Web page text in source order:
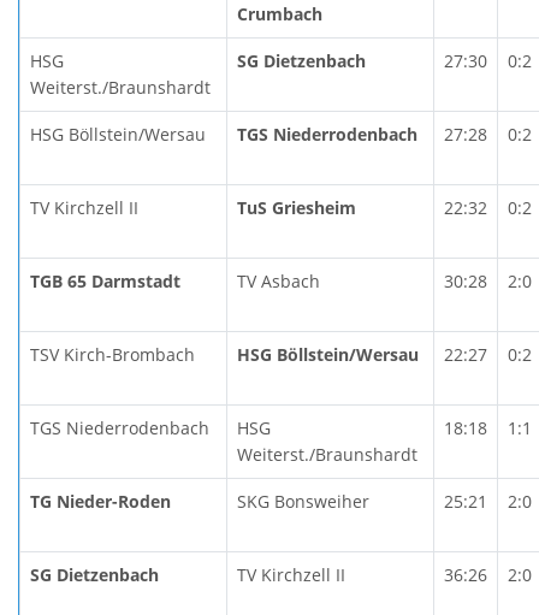
Crumbach
HSG
Weiterst./Braunshardt
SG Dietzenbach 27:30 0:2
HSG Böllstein/Wersau TGS Niederrodenbach 27:28 0:2
TV Kirchzell II TuS Griesheim 22:32 0:2
TGB 65 Darmstadt TV Asbach 30:28 2:0
TSV Kirch-Brombach HSG Böllstein/Wersau 22:27 0:2
TGS Niederrodenbach
HSG
Weiterst./Braunshardt
18:18 1:1
TG Nieder-Roden SKG Bonsweiher 25:21 2:0
SG Dietzenbach TV Kirchzell II 36:26 2:0